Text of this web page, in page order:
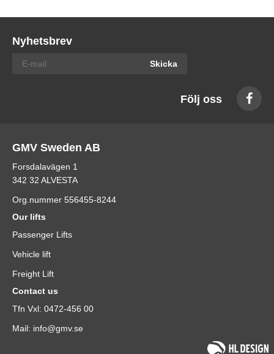
Nyhetsbrev
Skicka
Följ oss
GMV Sweden AB
Forsdalavägen 1
342 32 ALVESTA
Org.nummer 556455-8244
Our lifts
Passenger Lifts
Vehicle lift
Freight Lift
Contact us
Tfn Vxl: 0472-456 00
Mail: info@gmv.se